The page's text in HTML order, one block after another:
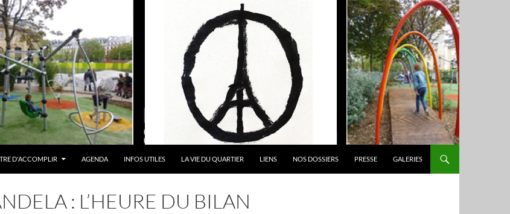
D'ACCOMPLIR AGENDA INFOS UTILES LA VIE DU QUARTIER LIENS NOS DOSSIERS PRESSE GALERIES
: L’HEURE DU BILAN